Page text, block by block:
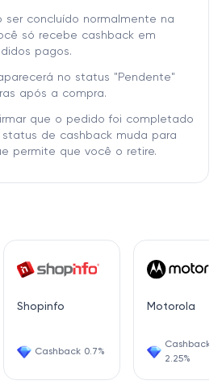
Shopinfo
Cashback 0.7%
Motorola
Cashback
2.25%
ser concluído normalmente na
só recebe cashback em
pagos.
no status "Pendente"
após a compra.
que o pedido foi completado
de cashback muda para
permite que você o retire.